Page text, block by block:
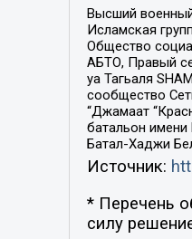
Высший
Исламская
Общество
АБТО, Правый
уа Тагьаля
сообщество
“Джамаат
батальон
Батал-Хаджи
Источник:
* Перечень
силу